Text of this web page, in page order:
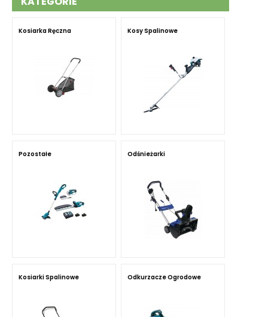
Kosiarka Ręczna Kosy Spalinowe
Pozostałe Odśnieżarki
Kosiarki Spalinowe Odkurzacze Ogrodowe